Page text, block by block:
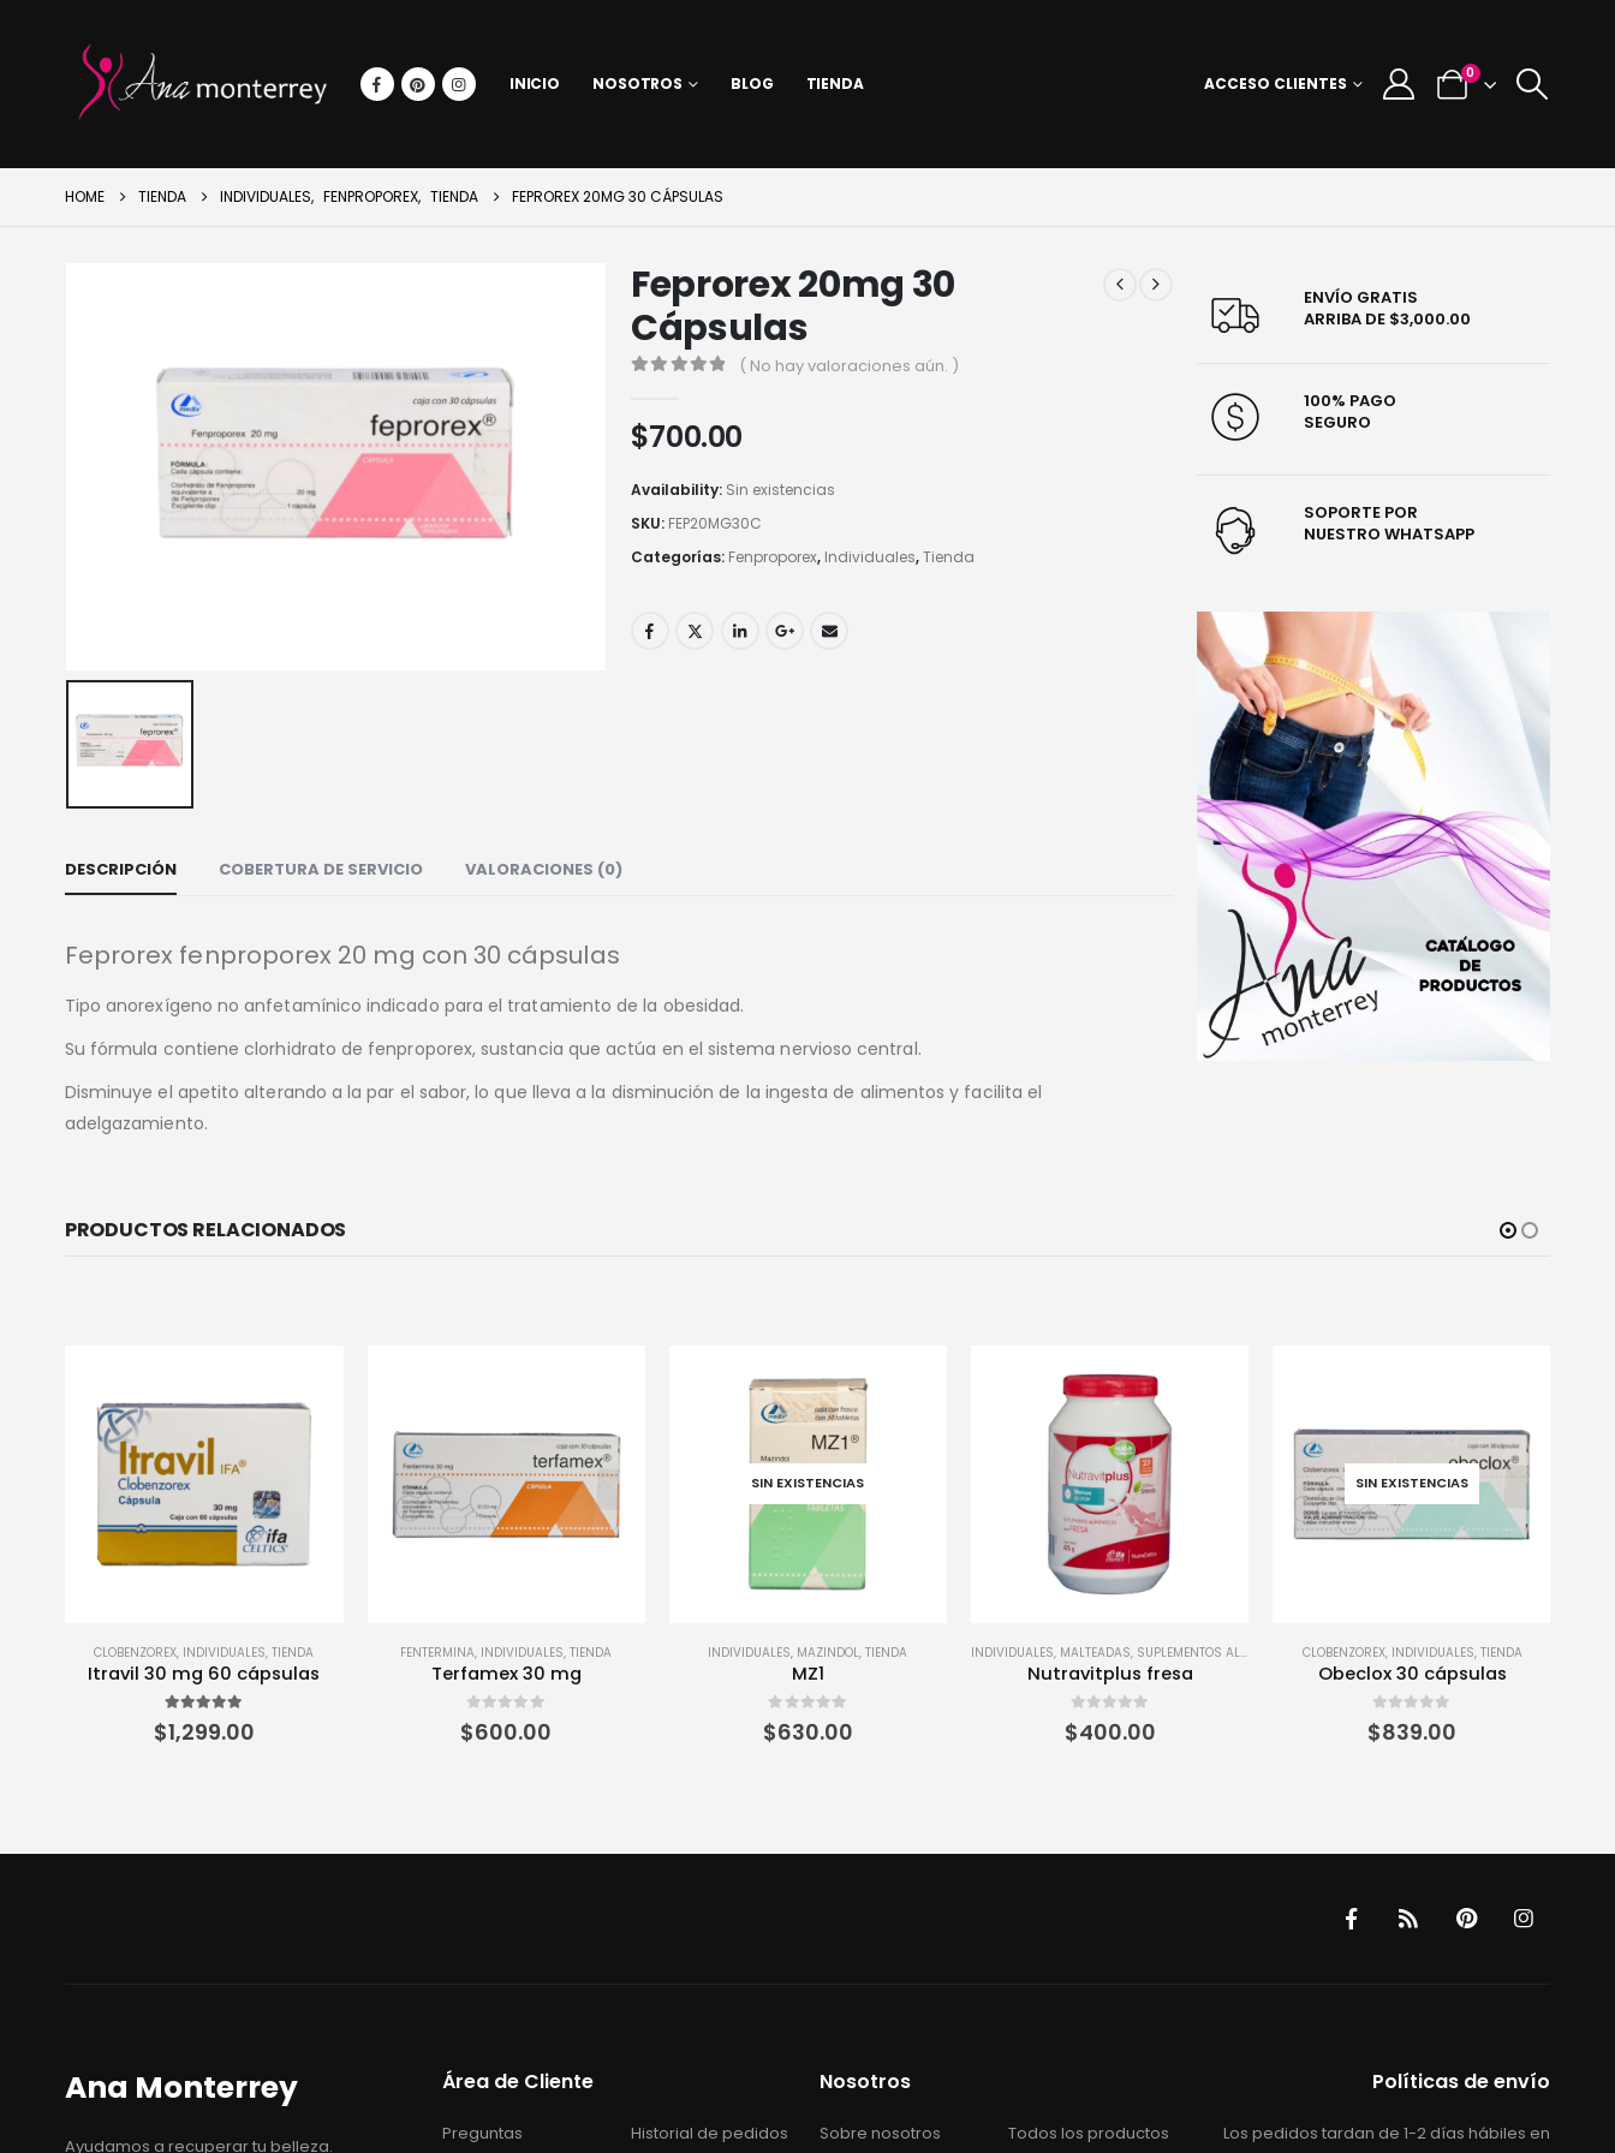
INICIO NOSOTROS BLOG TIENDA ACCESO CLIENTES
0
HOME TIENDA INDIVIDUALES, FENPROPOREX, TIENDA FEPROREX 20MG 30 CÁPSULAS
Feprorex 20mg 30
Cápsulas
( No hay valoraciones aún. )
$700.00
Availability: Sin existencias
SKU: FEP20MG30C
Categorías: Fenproporex, Individuales,Tienda
DESCRIPCIÓN COBERTURA DE SERVICIO VALORACIONES (0)
Feprorex fenproporex 20 mg con 30 cápsulas
Tipo anorexígeno no anfetamínico indicado para el tratamiento de la obesidad.
Su fórmula contiene clorhidrato de fenproporex, sustancia que actúa en el sistema nervioso central.
Disminuye el apetito alterando a la par el sabor, lo que lleva a la disminución de la ingesta de alimentos y facilita el
adelgazamiento.
ENVÍO GRATIS
ARRIBA DE $3,000.00
100% PAGO
SEGURO
SOPORTE POR
NUESTRO WHATSAPP
PRODUCTOS RELACIONADOS
FENTERMINA, INDIVIDUALES, TIENDA
Terfamex 30 mg
0out of 5
$600.00
SIN EXISTENCIAS
INDIVIDUALES,MAZINDOL,TIENDA
MZ1
0 out of 5
$630.00
INDIVIDUALES,MALTEADAS,SUPLEMENTOS ALIMENTICIOS ,TIENDA
Nutravitplus fresa
0 out of 5
$400.00
SIN EXISTENCIAS
CLOBENZOREX,INDIVIDUALES,TIENDA
Obeclox 30 cápsulas
0 out of 5
$839.00
FENTERMINA,INDIVIDUALES,TIENDA
Acxion C 15 mg
0 out of 5
$415.00
Ana Monterrey
Ayudamos a recuperar tu belleza.
Área de Cliente
Preguntas
Historial de pedidos
Nosotros
Sobre nosotros
Todos los productos
Políticas de envío
Los pedidos tardan de 1-2 días hábiles en